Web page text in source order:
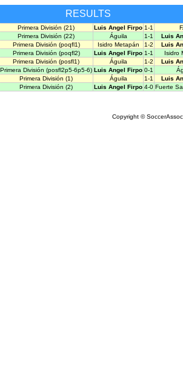
RESULTS
Primera División (21) Luis Angel Firpo 1-1
Primera División (22) Águila 1-1
Luis
Primera División (poqfl1) Isidro Metapán 1-2
Luis
Primera División (poqfl2) Luis Angel Firpo 1-1
Isidro
Primera División (posfl1) Águila 1-2
Luis
Primera División (posfl2p5-6p5-6) Luis Angel Firpo 0-1
Primera División (1) Águila 1-1
Luis
Primera División (2) Luis Angel Firpo 4-0 Fuerte
Copyright ©